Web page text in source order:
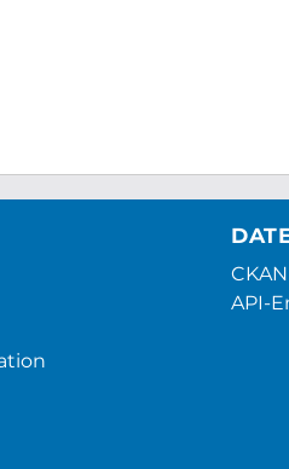
CKAN
API-